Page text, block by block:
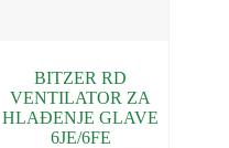
BITZER RD
VENTILATOR ZA
HLAĐENJE GLAVE
6JE/6FE